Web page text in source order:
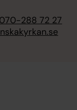
070-288 72 27